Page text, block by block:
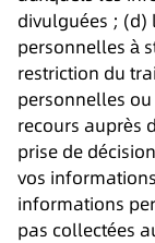
divulguées ; (d)
personnelles à
restriction du
personnelles
recours auprès
prise de
vos
informations
pas collectées